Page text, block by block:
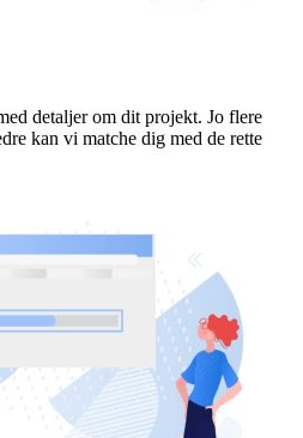
detaljer om dit projekt. Jo flere
kan vi matche dig med de rette